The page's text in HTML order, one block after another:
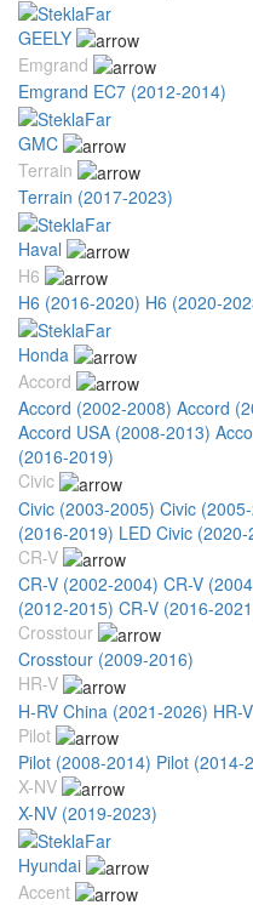
GEELY
Emgrand
Emgrand EC7 (2012-2014)
GMC
Terrain
Terrain (2017-2023)
Haval
H6
H6 (2016-2020) H6 (2020-
Honda
Accord
Accord (2002-2008) Accord
Accord USA (2008-2013)
(2016-2019)
Civic
Civic (2003-2005) Civic
(2016-2019) LED Civic (2020-
CR-V
CR-V (2002-2004) CR-V
(2012-2015) CR-V (2016-
Crosstour
Crosstour (2009-2016)
HR-V
H-RV China (2021-2026) HR-
Pilot
Pilot (2008-2014) Pilot (2014-
X-NV
X-NV (2019-2023)
Hyundai
Accent